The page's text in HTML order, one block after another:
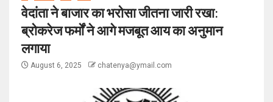
वेदांता ने बाजार का भरोसा जीतना जारी रखा:
ब्रोकरेज फर्मों ने आगे मजबूत आय का अनुमान
लगाया
August 6, 2025 chatenya@ymail.com